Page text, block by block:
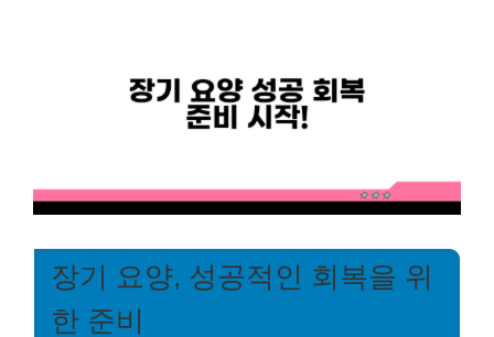
장기 요양, 성공적인 회복을 위
한 준비